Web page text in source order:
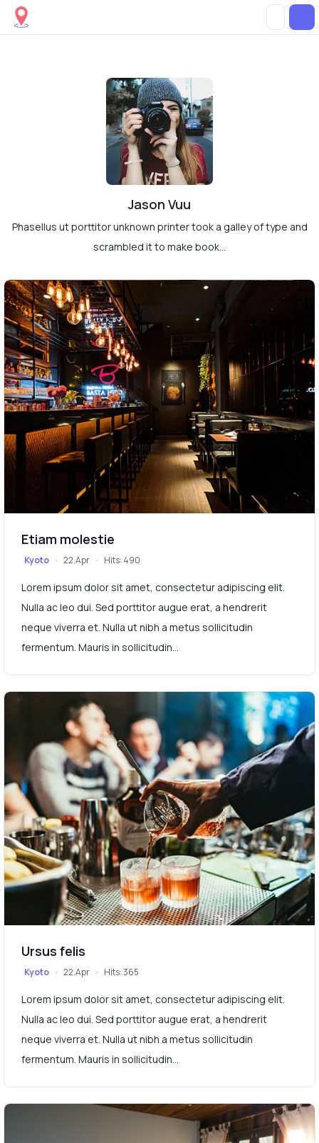
Jason Vuu
Phasellus ut porttitor unknown printer took a galley of type and
scrambled it to make book...
Etiam molestie
Kyoto 22.Apr Hits: 490
Lorem ipsum dolor sit amet, consectetur adipiscing elit.
Nulla ac leo dui. Sed porttitor augue erat, a hendrerit
neque viverra et. Nulla ut nibh a metus sollicitudin
fermentum. Mauris in sollicitudin...
Ursus felis
Kyoto 22.Apr Hits: 365
Lorem ipsum dolor sit amet, consectetur adipiscing elit.
Nulla ac leo dui. Sed porttitor augue erat, a hendrerit
neque viverra et. Nulla ut nibh a metus sollicitudin
fermentum. Mauris in sollicitudin...